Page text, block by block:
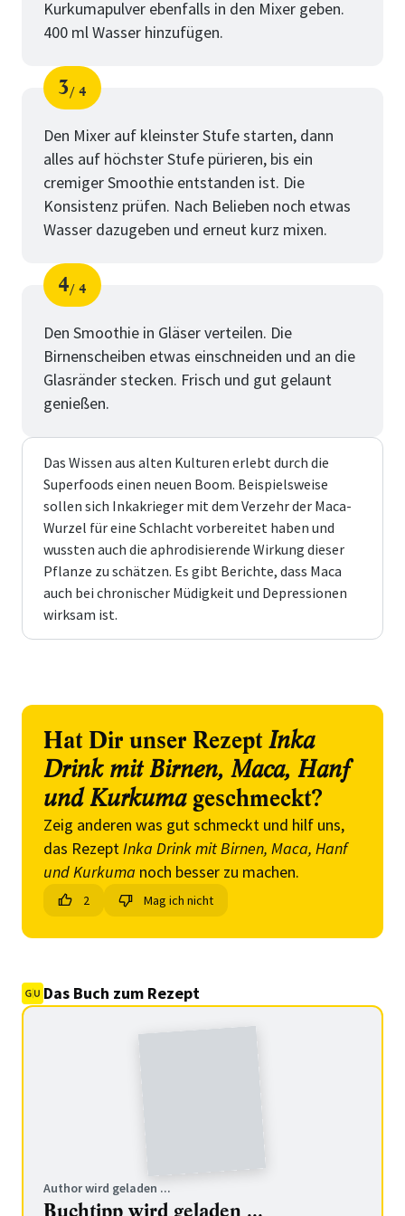
Kurkumapulver ebenfalls in den Mixer geben.
400 ml Wasser hinzufügen.
Schritt
3
von
4
Den Mixer auf kleinster Stufe starten, dann
alles auf höchster Stufe pürieren, bis ein
cremiger Smoothie entstanden ist. Die
Konsistenz prüfen. Nach Belieben noch etwas
Wasser dazugeben und erneut kurz mixen.
Schritt
4
von
4
Den Smoothie in Gläser verteilen. Die
Birnenscheiben etwas einschneiden und an die
Glasränder stecken. Frisch und gut gelaunt
genießen.
Das Wissen aus alten Kulturen erlebt durch die
Superfoods einen neuen Boom. Beispielsweise
sollen sich Inkakrieger mit dem Verzehr der Maca-
Wurzel für eine Schlacht vorbereitet haben und
wussten auch die aphrodisierende Wirkung dieser
Pflanze zu schätzen. Es gibt Berichte, dass Maca
auch bei chronischer Müdigkeit und Depressionen
wirksam ist.
Hat Dir unser Rezept Inka
Drink mit Birnen, Maca, Hanf
und Kurkumageschmeckt?
Zeig anderen was gut schmeckt und hilf uns,
das RezeptInka Drink mit Birnen, Maca, Hanf
und Kurkuma noch besser zu machen.
2 Mag ich nicht
Das Buch zum Rezept
Author wird geladen ...